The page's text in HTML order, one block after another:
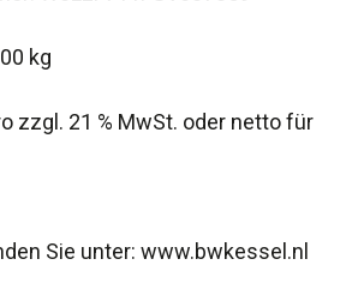
kg
zzgl. 21 % MwSt. oder netto für
Sie unter: www.bwkessel.nl